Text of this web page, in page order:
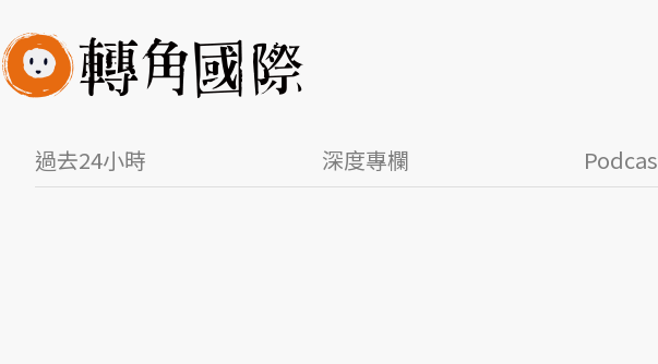
過去24小時 深度專欄